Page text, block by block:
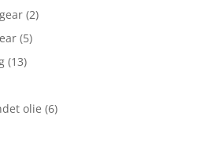
(2)
(5)
(13)
olie (6)